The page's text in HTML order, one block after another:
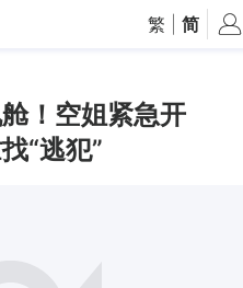
繁 简
！空姐紧急开
“逃犯”